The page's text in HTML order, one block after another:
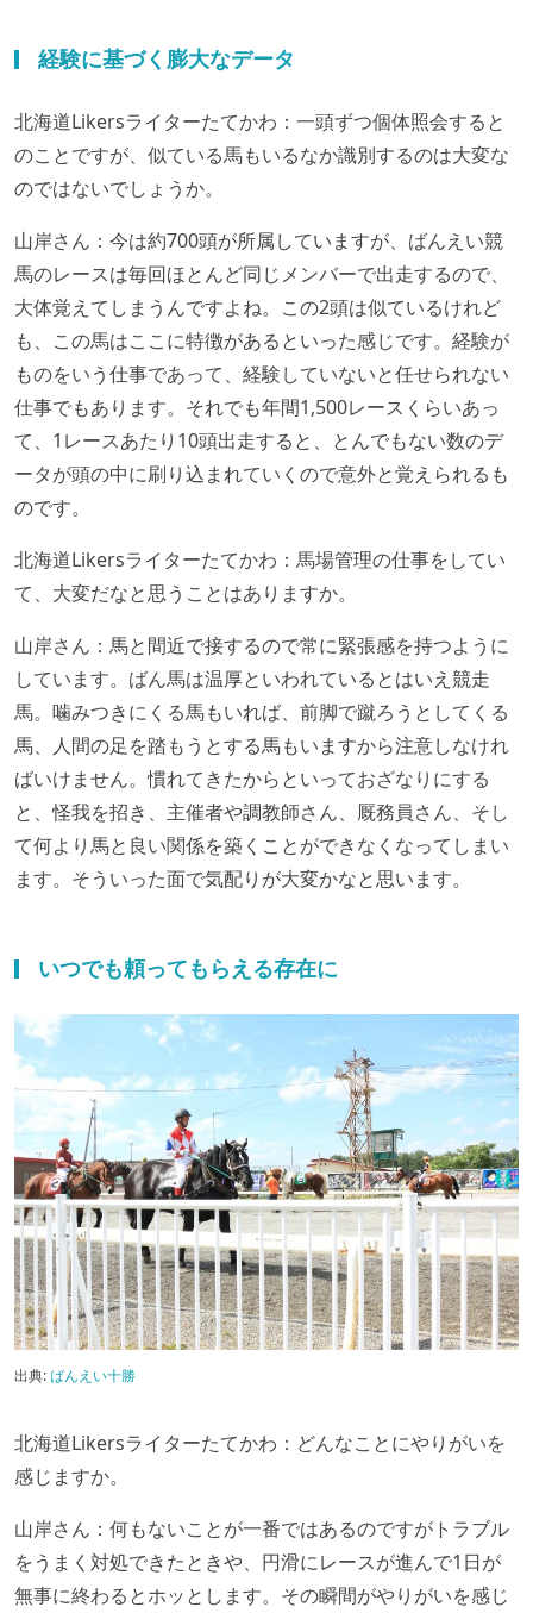
経験に基づく膨大なデータ
北海道Likersライターたてかわ：一頭ずつ個体照会すると
のことですが、似ている馬もいるなか識別するのは大変な
のではないでしょうか。
山岸さん：今は約700頭が所属していますが、ばんえい競
馬のレースは毎回ほとんど同じメンバーで出走するので、
大体覚えてしまうんですよね。この2頭は似ているけれど
も、この馬はここに特徴があるといった感じです。経験が
ものをいう仕事であって、経験していないと任せられない
仕事でもあります。それでも年間1,500レースくらいあっ
て、1レースあたり10頭出走すると、とんでもない数のデ
ータが頭の中に刷り込まれていくので意外と覚えられるも
のです。
北海道Likersライターたてかわ：馬場管理の仕事をしてい
て、大変だなと思うことはありますか。
山岸さん：馬と間近で接するので常に緊張感を持つように
しています。ばん馬は温厚といわれているとはいえ競走
馬。噛みつきにくる馬もいれば、前脚で蹴ろうとしてくる
馬、人間の足を踏もうとする馬もいますから注意しなけれ
ばいけません。慣れてきたからといっておざなりにする
と、怪我を招き、主催者や調教師さん、厩務員さん、そし
て何より馬と良い関係を築くことができなくなってしまい
ます。そういった面で気配りが大変かなと思います。
いつでも頼ってもらえる存在に
出典:ばんえい十勝
北海道Likersライターたてかわ：どんなことにやりがいを
感じますか。
山岸さん：何もないことが一番ではあるのですがトラブル
をうまく対処できたときや、円滑にレースが進んで1日が
無事に終わるとホッとします。その瞬間がやりがいを感じ